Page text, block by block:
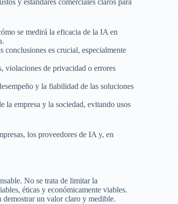
se medirá la eficacia de la IA en
es crucial, especialmente
violaciones de privacidad o errores
y la fiabilidad de las soluciones
la empresa y la sociedad, evitando usos
los proveedores de IA y, en
No se trata de limitar la
éticas y económicamente viables.
demostrar un valor claro y medible.